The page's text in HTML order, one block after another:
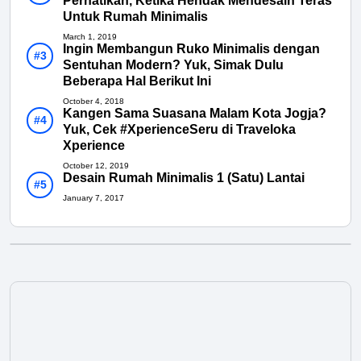
Untuk Rumah Minimalis
March 1, 2019
Ingin Membangun Ruko Minimalis dengan
Sentuhan Modern? Yuk, Simak Dulu
Beberapa Hal Berikut Ini
October 4, 2018
Kangen Sama Suasana Malam Kota Jogja?
Yuk, Cek #XperienceSeru di Traveloka
Xperience
October 12, 2019
Desain Rumah Minimalis 1 (Satu) Lantai
January 7, 2017